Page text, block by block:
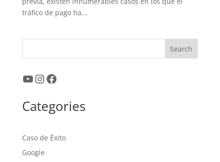
tráfico de pago ha...
Search
YouTube InstagramFacebook
Categories
Caso de Éxito
Google